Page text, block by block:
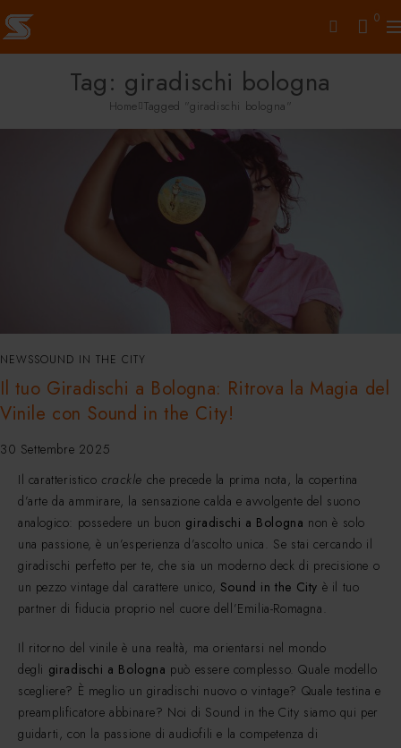
0
Tag: giradischi bologna
Home Tagged "giradischi bologna"
NEWSSOUND IN THE CITY
Il tuo Giradischi a Bologna: Ritrova la Magia del
Vinile con Sound in the City!
30 Settembre 2025
Il caratteristico crackle che precede la prima nota, la copertina
d’arte da ammirare, la sensazione calda e avvolgente del suono
analogico: possedere un buon giradischi a Bologna non è solo
una passione, è un’esperienza d’ascolto unica. Se stai cercando il
giradischi perfetto per te, che sia un moderno deck di precisione o
un pezzo vintage dal carattere unico, Sound in the City è il tuo
partner di fiducia proprio nel cuore dell’Emilia-Romagna.
Il ritorno del vinile è una realtà, ma orientarsi nel mondo
degli giradischi a Bologna può essere complesso. Quale modello
scegliere? È meglio un giradischi nuovo o vintage? Quale testina e
preamplificatore abbinare? Noi di Sound in the City siamo qui per
guidarti, con la passione di audiofili e la competenza di